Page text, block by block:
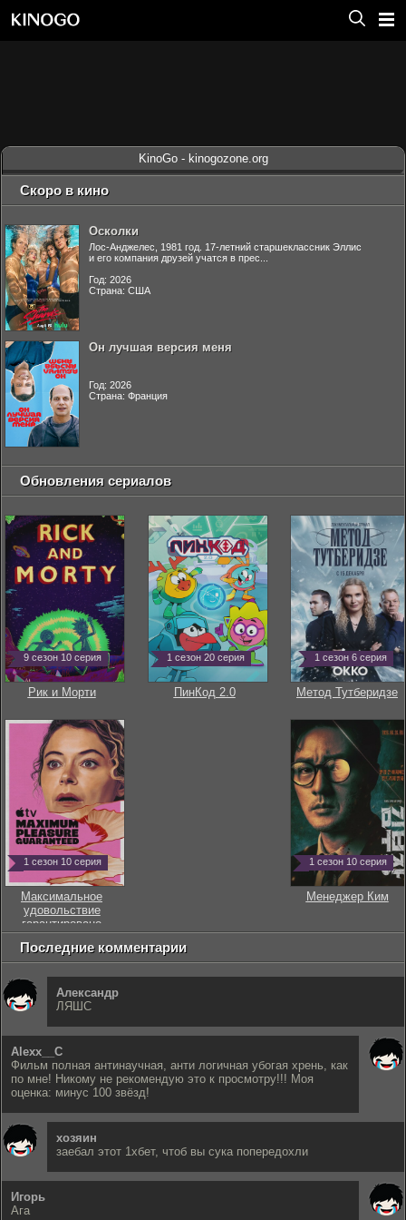
KinoGo - kinogozone.org
Скоро в кино
Осколки
Лос-Анджелес, 1981 год. 17-летний старшеклассник Эллис
и его компания друзей учатся в прес...
Год: 2026
Страна: США
Он лучшая версия меня
Год: 2026
Страна: Франция
Обновления сериалов
9 сезон 10 серия
Рик и Морти
1 сезон 20 серия
ПинКод 2.0
1 сезон 6 серия
Метод Тутберидзе
1 сезон 10 серия
Максимальное
удовольствие
гарантировано
1 сезон 10 серия
Менеджер Ким
Последние комментарии
Александр
ЛЯШС
Alexx__C
Фильм полная антинаучная, анти логичная убогая хрень, как
по мне! Никому не рекомендую это к просмотру!!! Моя
оценка: минус 100 звёзд!
хозяин
заебал этот 1хбет, чтоб вы сука попередохли
Игорь
Ага